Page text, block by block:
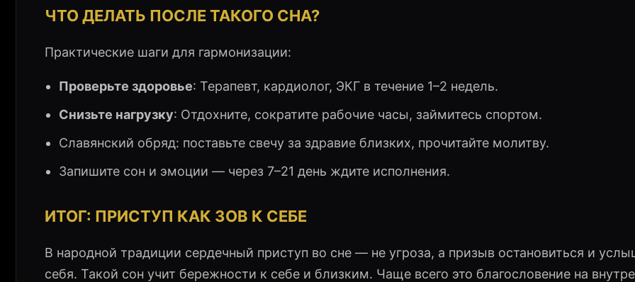
ЧТО ДЕЛАТЬ ПОСЛЕ ТАКОГО СНА?
Практические шаги для гармонизации:
Проверьте здоровье: Терапевт, кардиолог, ЭКГ в течение 1–2 недель.
Снизьте нагрузку: Отдохните, сократите рабочие часы, займитесь спортом.
Славянский обряд: поставьте свечу за здравие близких, прочитайте молитву.
Запишите сон и эмоции — через 7–21 день ждите исполнения.
ИТОГ: ПРИСТУП КАК ЗОВ К СЕБЕ
В народной традиции сердечный приступ во сне — не угроза, а призыв остановиться и
себя. Такой сон учит бережности к себе и близким. Чаще всего это благословение на